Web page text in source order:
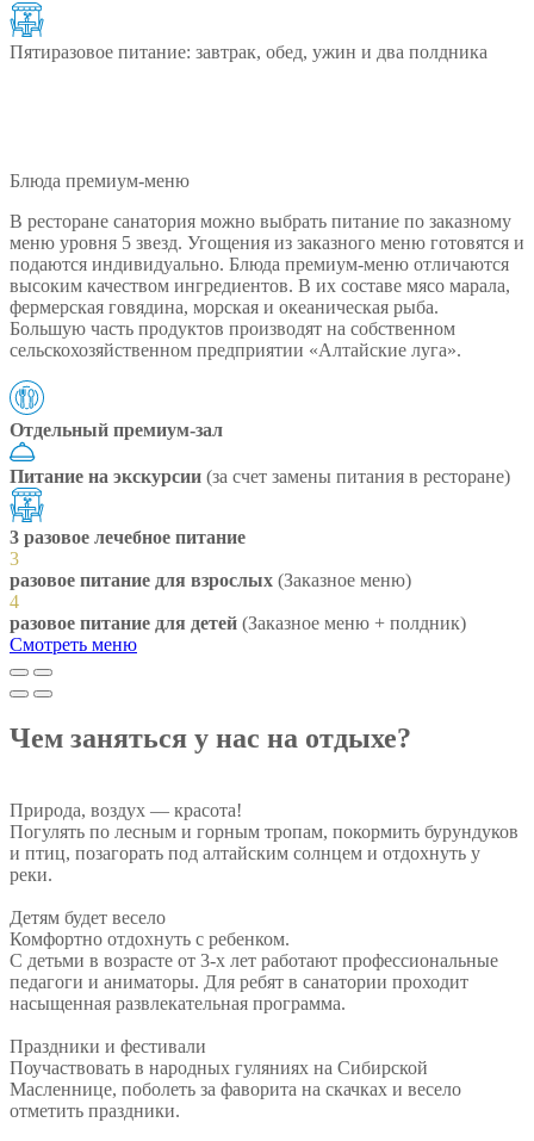
Пятиразовое питание: завтрак, обед, ужин и два полдника
Блюда премиум-меню
В ресторане санатория можно выбрать питание по заказному
меню уровня 5 звезд. Угощения из заказного меню готовятся и
подаются индивидуально. Блюда премиум-меню отличаются
высоким качеством ингредиентов. В их составе мясо марала,
фермерская говядина, морская и океаническая рыба.
Большую часть продуктов производят на собственном
сельскохозяйственном предприятии «Алтайские луга».
Отдельный премиум-зал
Питание на экскурсии (за счет замены питания в ресторане)
3 разовое лечебное питание
3
разовое питание для взрослых (Заказное меню)
4
разовое питание для детей (Заказное меню + полдник)
Смотреть меню
Чем заняться у нас на отдыхе?
Природа, воздух — красота!
Погулять по лесным и горным тропам, покормить бурундуков
и птиц, позагорать под алтайским солнцем и отдохнуть у
реки.
Детям будет весело
Комфортно отдохнуть с ребенком.
С детьми в возрасте от 3-х лет работают профессиональные
педагоги и аниматоры. Для ребят в санатории проходит
насыщенная развлекательная программа.
Праздники и фестивали
Поучаствовать в народных гуляниях на Сибирской
Масленнице, поболеть за фаворита на скачках и весело
отметить праздники.